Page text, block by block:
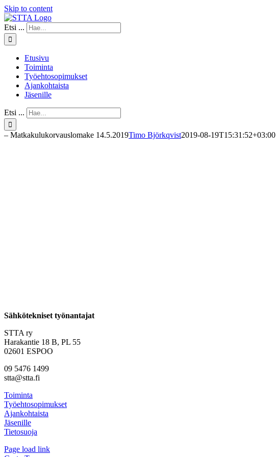
Skip to content
Etsi ...
Etusivu
Toiminta
Työehtosopimukset
Ajankohtaista
Jäsenille
Etsi ...
– Matkakulukorvauslomake 14.5.2019Timo Björkqvist2019-08-19T15:31:52+03:00
Sähkötekniset työnantajat
STTA ry
Harakantie 18 B, PL 55
02601 ESPOO
09 5476 1499
stta@stta.fi
Toiminta
Työehtosopimukset
Ajankohtaista
Jäsenille
Tietosuoja
Page load link